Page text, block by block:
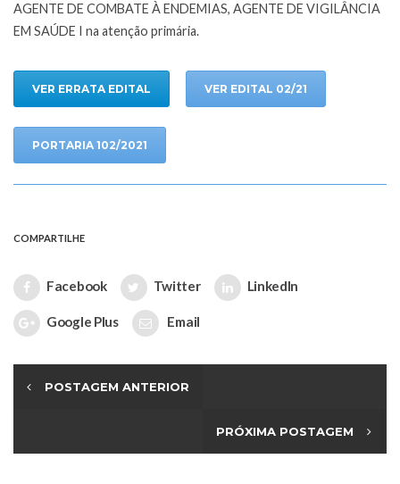
AGENTE DE COMBATE À ENDEMIAS, AGENTE DE VIGILÂNCIA
EM SAÚDE I na atenção primária.
VER ERRATA EDITAL VER EDITAL 02/21
PORTARIA 102/2021
COMPARTILHE
Facebook Twitter LinkedIn
Google Plus Email
POSTAGEM ANTERIOR
PRÓXIMA POSTAGEM